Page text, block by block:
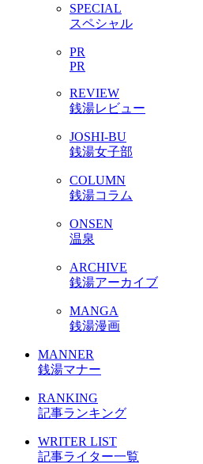
SPECIAL
スペシャル
PR
PR
REVIEW
銭湯レビュー
JOSHI-BU
銭湯女子部
COLUMN
銭湯コラム
ONSEN
温泉
ARCHIVE
銭湯アーカイブ
MANGA
銭湯漫画
MANNER
銭湯マナー
RANKING
記事ランキング
WRITER LIST
記事ライター一覧